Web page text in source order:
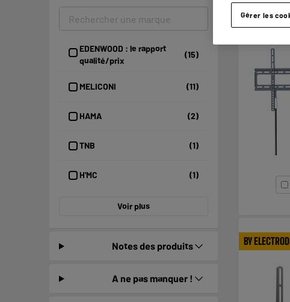
EDENWOOD : le rapport
qualité/prix
(15)
MELICONI (11)
HAMA (2)
TNB (1)
H'MC (1)
Voir plus
Notes des produits
A ne pas manquer !
BY
BY
Gérer les